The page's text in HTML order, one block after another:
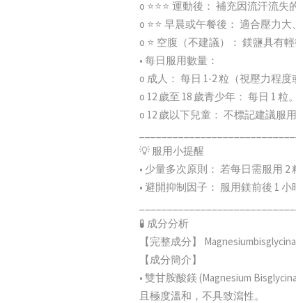
o ⭐⭐⭐ 運動後： 補充因流汗流
o ⭐⭐ 早晨或午餐後： 適合壓力
o ⭐ 空腹（不建議）： 鎂鹽具有
• 每日服用數量：
o 成人： 每日 1-2 粒（視壓力程度
o 12 歲至 18 歲青少年： 每日 1
o 12 歲以下兒童： 不標記建議服
💡 服用小提醒
• 少量多次原則： 若每日需服用 2
• 避開抑制因子： 服用鎂前後 1
🧪 成分分析
【完整成分】
【成分簡介】
• 雙甘胺酸鎂 (Magnesium
且極度溫和，不具致瀉性。